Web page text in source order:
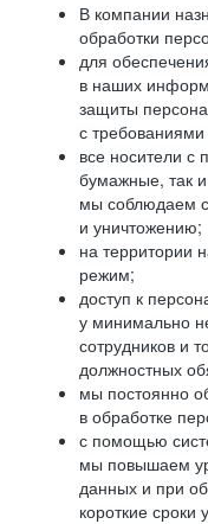
В компании
обработки
для
в наших
защиты
с
все носители с
бумажные, так
мы соблюдаем
и уничтожению;
на территории
режим;
доступ к
у минимально
сотрудников и
должностных
мы постоянно
в обработке
с помощью
мы повышаем
данных и при
короткие